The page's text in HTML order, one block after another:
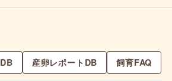
産卵レポートDB 飼育FAQ